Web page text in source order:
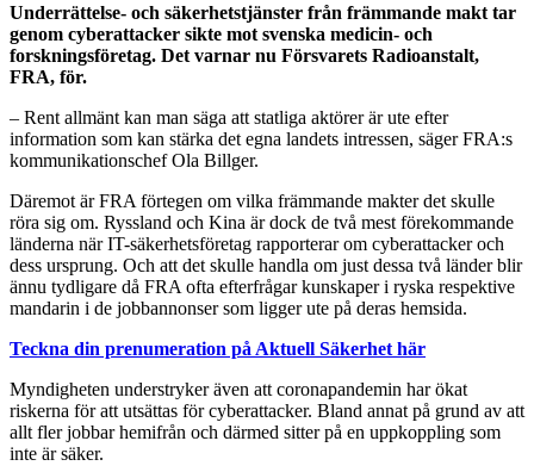
Underrättelse- och säkerhetstjänster från främmande makt tar
genom cyberattacker sikte mot svenska medicin- och
forskningsföretag. Det varnar nu Försvarets Radioanstalt,
FRA, för.
– Rent allmänt kan man säga att statliga aktörer är ute efter
information som kan stärka det egna landets intressen, säger FRA:s
kommunikationschef Ola Billger.
Däremot är FRA förtegen om vilka främmande makter det skulle
röra sig om. Ryssland och Kina är dock de två mest förekommande
länderna när IT-säkerhetsföretag rapporterar om cyberattacker och
dess ursprung. Och att det skulle handla om just dessa två länder blir
ännu tydligare då FRA ofta efterfrågar kunskaper i ryska respektive
mandarin i de jobbannonser som ligger ute på deras hemsida.
Teckna din prenumeration på Aktuell Säkerhet här
Myndigheten understryker även att coronapandemin har ökat
riskerna för att utsättas för cyberattacker. Bland annat på grund av att
allt fler jobbar hemifrån och därmed sitter på en uppkoppling som
inte är säker.